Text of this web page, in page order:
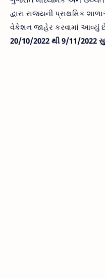
દ્વારા રાજ્યની પ્રાથમિક
વેકેશન જાહેર કરવામાં આવ્યું છે
20/10/2022 થી 9/11/2022